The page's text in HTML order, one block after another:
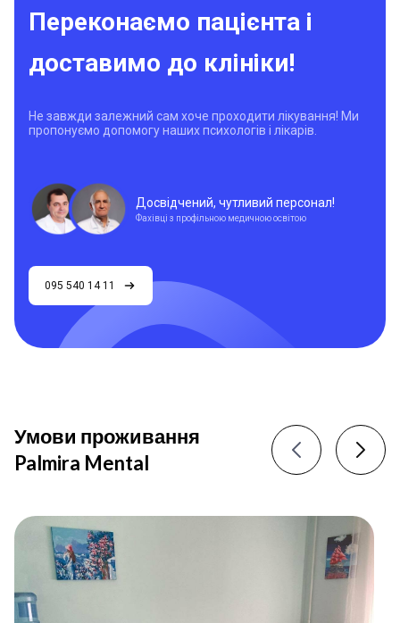
Переконаємо пацієнта і
доставимо до клініки!
Не завжди залежний сам хоче проходити лікування! Ми
пропонуємо допомогу наших психологів і лікарів.
Досвідчений, чутливий персонал!
Фахівці з профільною медичною освітою
095 540 14 11
Умови проживання
Palmira Mental